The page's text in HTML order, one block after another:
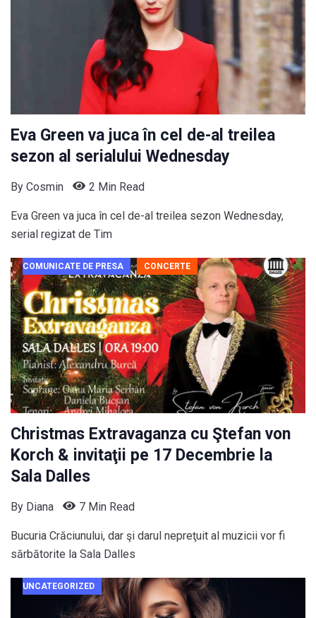
Eva Green va juca în cel de-al treilea
sezon al serialului Wednesday
By Cosmin 2 Min Read
Eva Green va juca în cel de-al treilea sezon Wednesday,
serial regizat de Tim
COMUNICATE DE PRESA CONCERTE
Christmas Extravaganza cu Ştefan von
Korch & invitaţii pe 17 Decembrie la
Sala Dalles
By Diana 7 Min Read
Bucuria Crăciunului, dar şi darul nepreţuit al muzicii vor fi
sărbătorite la Sala Dalles
UNCATEGORIZED